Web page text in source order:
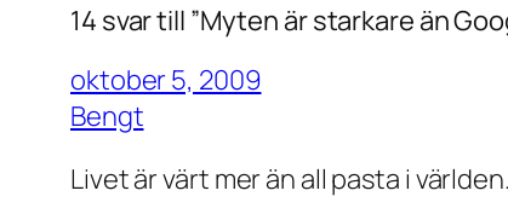
14 svar till ”Myten är starkare än
oktober 5, 2009
Bengt
Livet är värt mer än all pasta i